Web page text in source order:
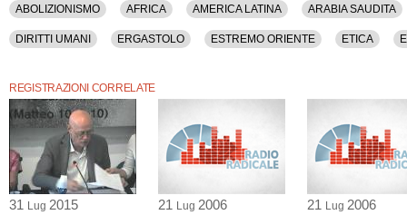
Storia, Totalitarismo, Unione Europea, Usa.
La registrazione audio di questo dibatto ha una durata di 1 ora.
ABOLIZIONISMO AFRICA AMERICA LATINA ARABIA SAUDITA
DIRITTI UMANI ERGASTOLO ESTREMO ORIENTE ETICA
REGISTRAZIONI CORRELATE
31 Lug 2015 21 Lug 2006 21 Lug 2006